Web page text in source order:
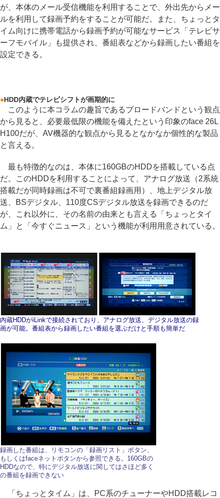
が、本体のメール受信機能を利用することで、外出先からメー
ルを利用して録画予約をすることが可能だ。また、ちょっとタ
イム向けに携帯電話から録画予約が可能なサービス「テレビサ
ーフモバイル」も提供され、番組表などから録画したい番組を
設定できる。
●HDD内蔵でテレビシフトが画期的に
このように本コラムの趣旨であるブロードバンドという観点
から見ると、必要最低限の機能を備えたという印象のface 26L
H100だが、AV機器的な観点から見るとなかなか個性的な製品
と言える。
最も特徴的なのは、本体に160GBのHDDを搭載している点
だ。このHDDを利用することによって、アナログ放送（2系統
搭載だが同時録画は不可で裏番組録画用）、地上デジタル放
送、BSデジタル、110度CSデジタル放送を録画できるのだ
が、これ以外に、その名前の由来とも言える「ちょっとタイ
ム」と「今すぐニュース」という機能が利用用意されている。
内蔵HDDがiLinkで接続されており、アナログ放送、デジタル放送の録
画が可能。番組表から録画したい番組を選ぶだけと手順も簡単だ
録画した番組は、リモコンの「録画リスト」ボタン、
もしくはfaceネットボタンから参照できる。160GBの
HDDなので、特にデジタル放送に関してはさほど多く
の番組を録画できない
「ちょっとタイム」は、PC系のチューナーやHDD搭載レコ